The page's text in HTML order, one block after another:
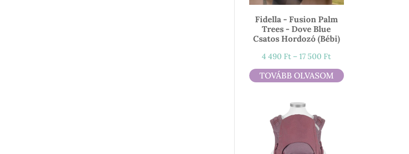
Fidella - Fusion Palm
Trees - Dove Blue
Csatos Hordozó (bébi)
4 490 Ft – 17 500 FtÁrtartomány:
4
490 Ft
TOVÁBB OLVASOM